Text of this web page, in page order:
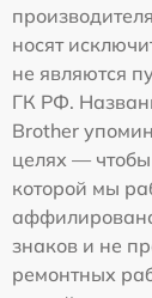
носят
не являются
ГК РФ.
Brother
целях — чтобы
которой мы
знаков и не
ремонтных